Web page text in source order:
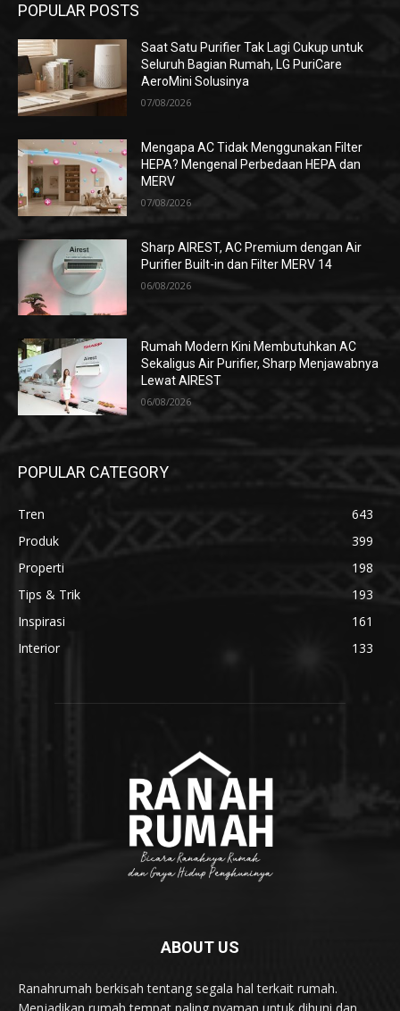
POPULAR POSTS
Saat Satu Purifier Tak Lagi Cukup untuk
Seluruh Bagian Rumah, LG PuriCare
AeroMini Solusinya
07/08/2026
Mengapa AC Tidak Menggunakan Filter
HEPA? Mengenal Perbedaan HEPA dan
MERV
07/08/2026
Sharp AIREST, AC Premium dengan Air
Purifier Built-in dan Filter MERV 14
06/08/2026
Rumah Modern Kini Membutuhkan AC
Sekaligus Air Purifier, Sharp Menjawabnya
Lewat AIREST
06/08/2026
POPULAR CATEGORY
Tren
643
Produk
399
Properti
198
Tips & Trik
193
Inspirasi
161
Interior
133
ABOUT US
Ranahrumah berkisah tentang segala hal terkait rumah.